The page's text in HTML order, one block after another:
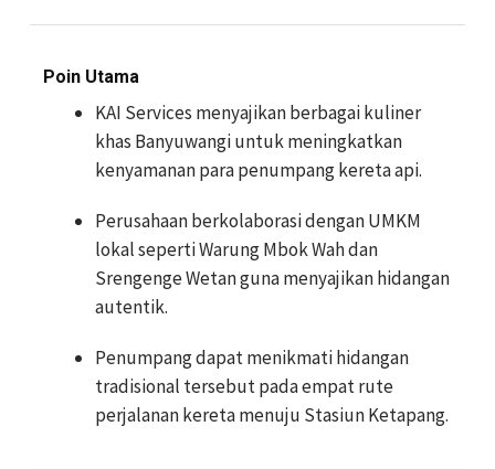
Poin Utama
KAI Services menyajikan berbagai kuliner
khas Banyuwangi untuk meningkatkan
kenyamanan para penumpang kereta api.
Perusahaan berkolaborasi dengan UMKM
lokal seperti Warung Mbok Wah dan
Srengenge Wetan guna menyajikan hidangan
autentik.
Penumpang dapat menikmati hidangan
tradisional tersebut pada empat rute
perjalanan kereta menuju Stasiun Ketapang.